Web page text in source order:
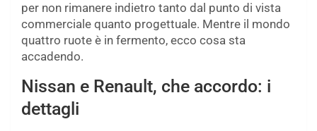
per non rimanere indietro tanto dal punto di vista
commerciale quanto progettuale. Mentre il mondo
quattro ruote è in fermento, ecco cosa sta
accadendo.
Nissan e Renault, che accordo: i
dettagli